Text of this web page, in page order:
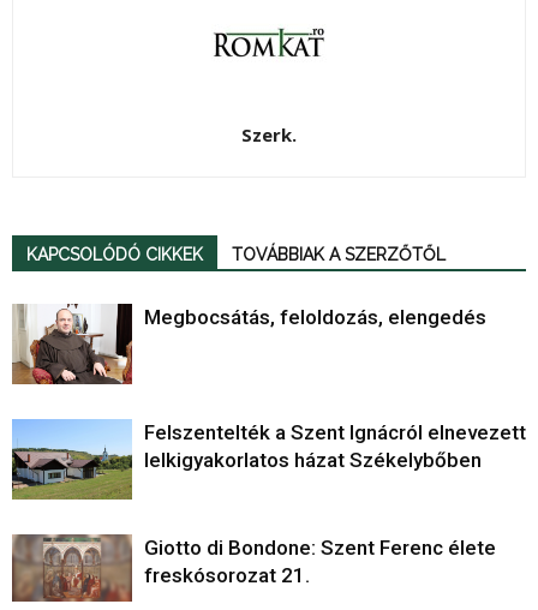
Szerk.
KAPCSOLÓDÓ CIKKEK TOVÁBBIAK A SZERZŐTŐL
Megbocsátás, feloldozás, elengedés
Felszentelték a Szent Ignácról elnevezett
lelkigyakorlatos házat Székelybőben
Giotto di Bondone: Szent Ferenc élete
freskósorozat 21.